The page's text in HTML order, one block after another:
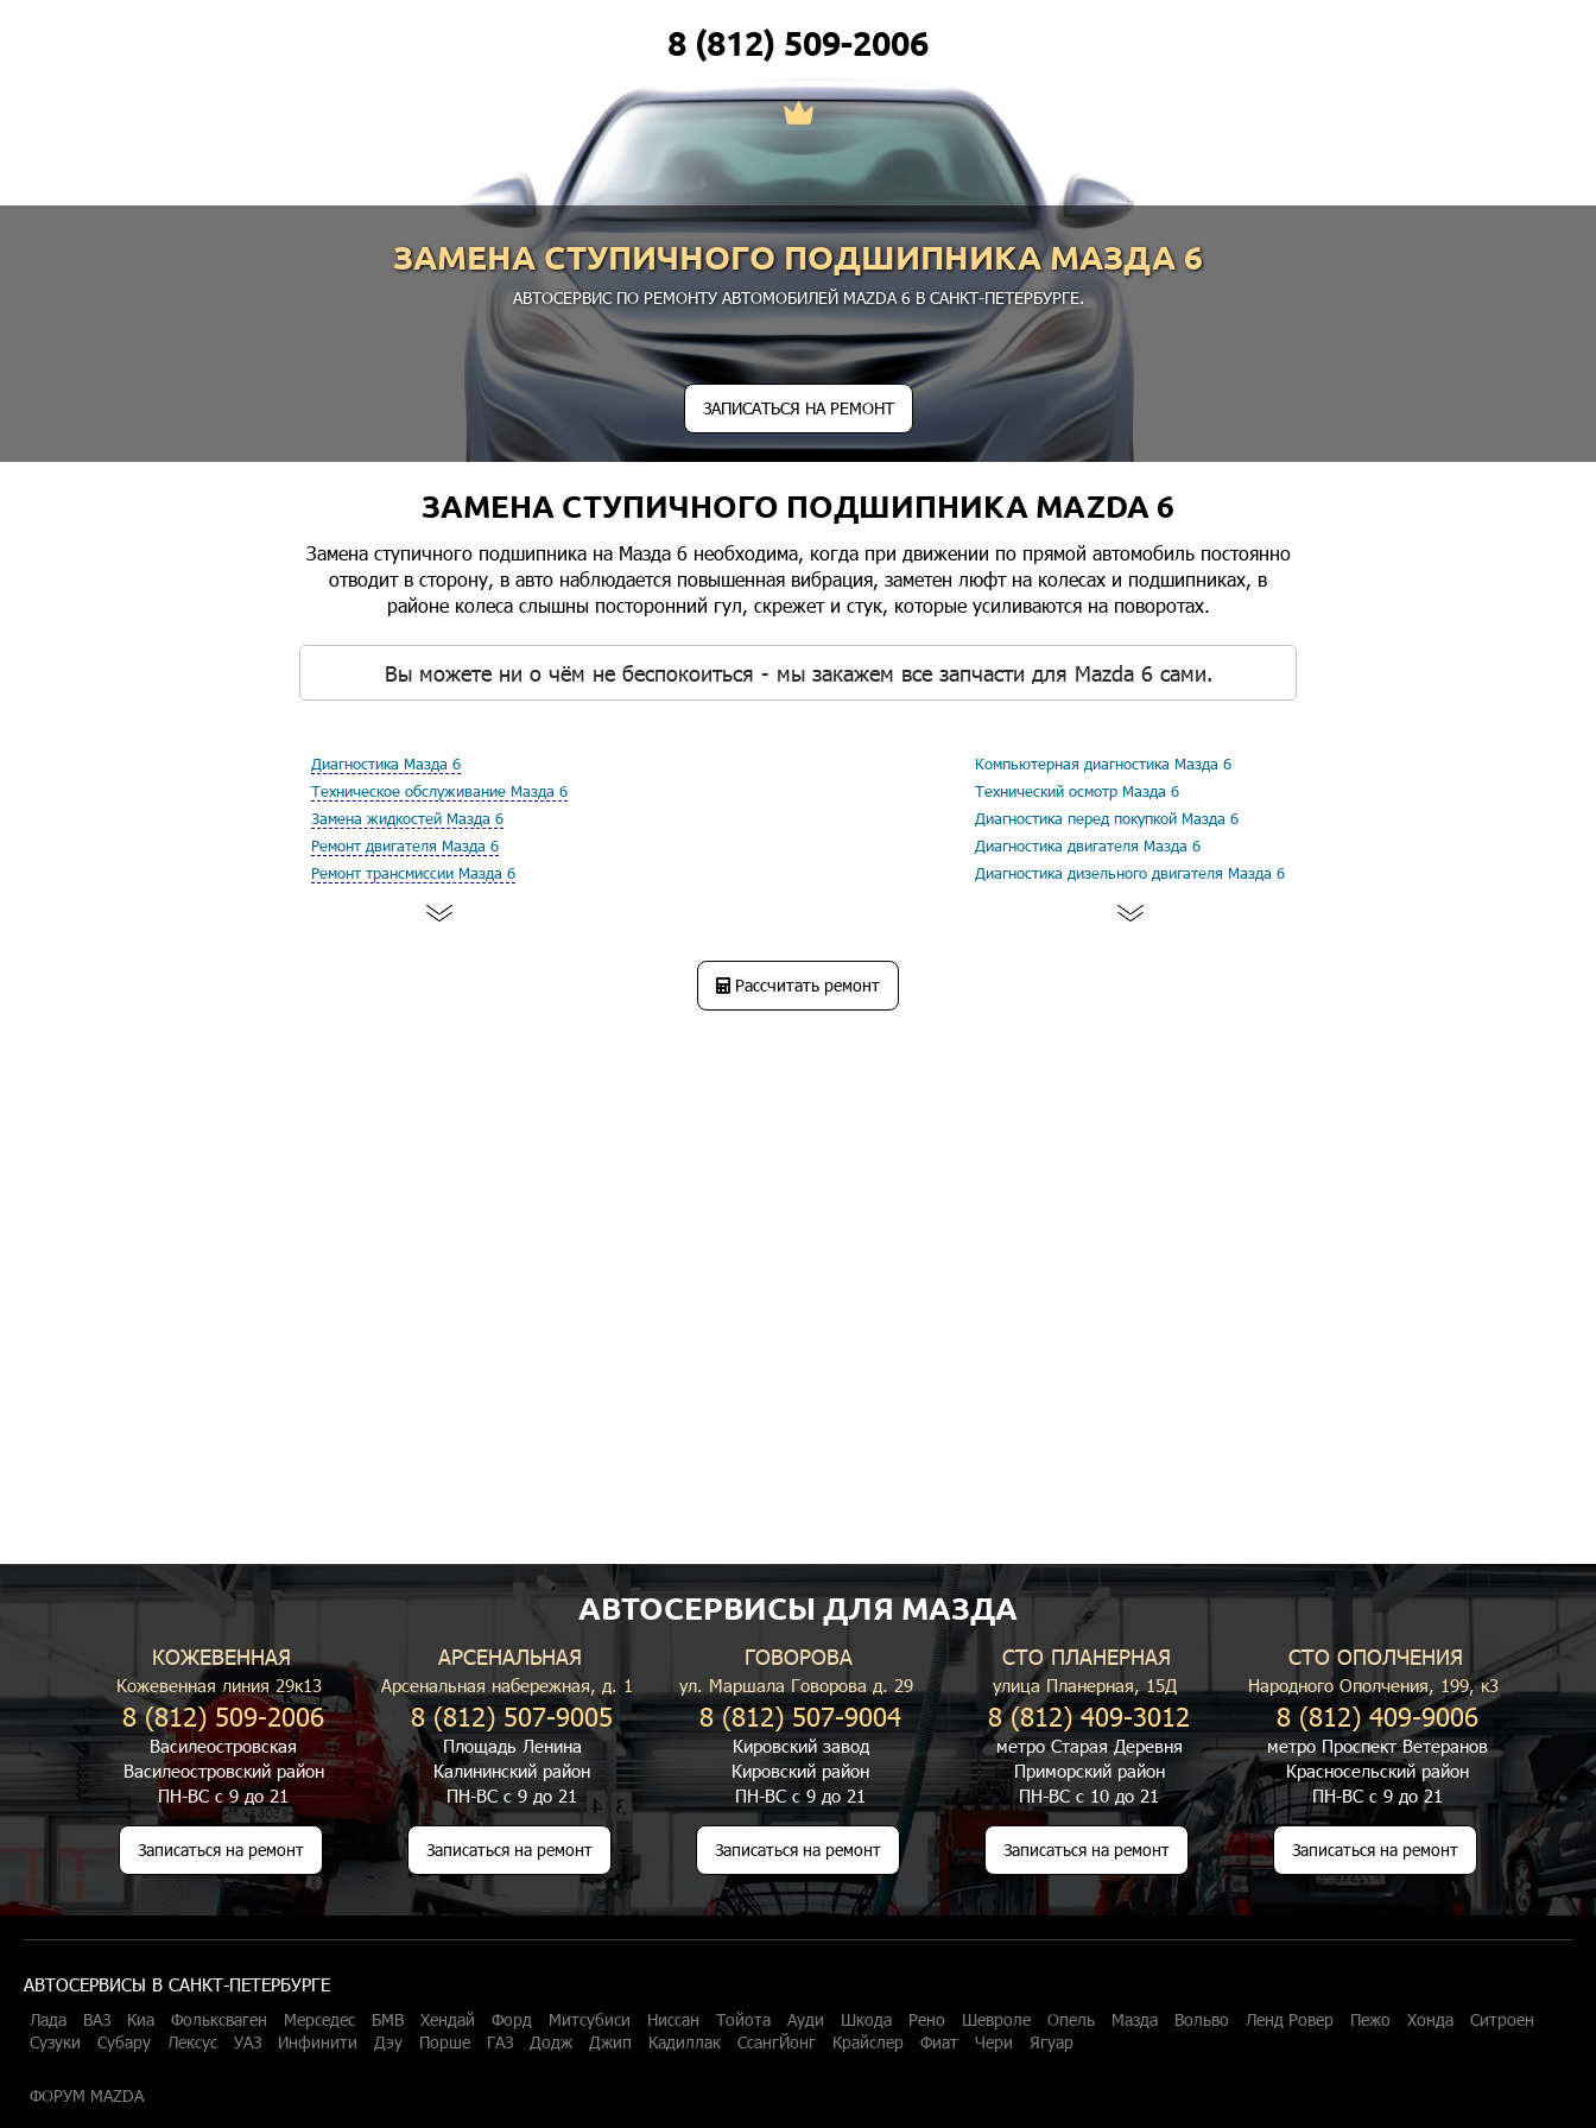
8 (812) 509-2006
ЗАМЕНА СТУПИЧНОГО ПОДШИПНИКА МАЗДА 6
АВТОСЕРВИС ПО РЕМОНТУ АВТОМОБИЛЕЙ MAZDA 6 В САНКТ-ПЕТЕРБУРГЕ.
ЗАПИСАТЬСЯ НА РЕМОНТ
ЗАМЕНА СТУПИЧНОГО ПОДШИПНИКА MAZDA 6
Замена ступичного подшипника на Мазда 6 необходима, когда при движении по прямой автомобиль постоянно
отводит в сторону, в авто наблюдается повышенная вибрация, заметен люфт на колесах и подшипниках, в
районе колеса слышны посторонний гул, скрежет и стук, которые усиливаются на поворотах.
Вы можете ни о чём не беспокоиться - мы закажем все запчасти для Mazda 6 сами.
Диагностика Мазда 6
Техническое обслуживание Мазда 6
Замена жидкостей Мазда 6
Ремонт двигателя Мазда 6
Ремонт трансмиссии Мазда 6
Компьютерная диагностика Мазда 6
Технический осмотр Мазда 6
Диагностика перед покупкой Мазда 6
Диагностика двигателя Мазда 6
Диагностика дизельного двигателя Мазда 6
Рассчитать ремонт
АВТОСЕРВИСЫ ДЛЯ МАЗДА
КОЖЕВЕННАЯ
Кожевенная линия 29к13
8 (812) 509-2006
Василеостровская
Василеостровский район
ПН-ВС с 9 до 21
Записаться на ремонт
АРСЕНАЛЬНАЯ
Арсенальная набережная, д. 1
8 (812) 507-9005
Площадь Ленина
Калининский район
ПН-ВС с 9 до 21
Записаться на ремонт
ГОВОРОВА
ул. Маршала Говорова д. 29
8 (812) 507-9004
Кировский завод
Кировский район
ПН-ВС с 9 до 21
Записаться на ремонт
СТО ПЛАНЕРНАЯ
улица Планерная, 15Д
8 (812) 409-3012
метро Старая Деревня
Приморский район
ПН-ВС с 10 до 21
Записаться на ремонт
СТО ОПОЛЧЕНИЯ
Народного Ополчения, 199, к3
8 (812) 409-9006
метро Проспект Ветеранов
Красносельский район
ПН-ВС с 9 до 21
Записаться на ремонт
АВТОСЕРВИСЫ В САНКТ-ПЕТЕРБУРГЕ
Лада ВАЗ Киа Фольксваген Мерседес БМВ Хендай Форд Митсубиси Ниссан Тойота Ауди Шкода Рено Шевроле Опель Мазда Вольво Ленд Ровер Пежо Хонда
Ситроен
Сузуки
Субару Лексус УАЗ Инфинити Дэу Порше ГАЗ Додж Джип Кадиллак СсангЙонг Крайслер Фиат Чери Ягуар
ФОРУМ MAZDA